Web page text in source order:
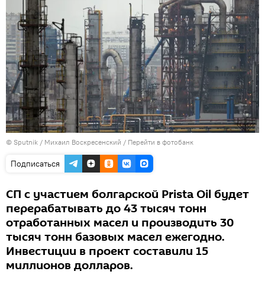
© Sputnik / Михаил Воскресенский / Перейти в фотобанк
Подписаться
СП с участием болгарской Prista Oil будет
перерабатывать до 43 тысяч тонн
отработанных масел и производить 30
тысяч тонн базовых масел ежегодно.
Инвестиции в проект составили 15
миллионов долларов.